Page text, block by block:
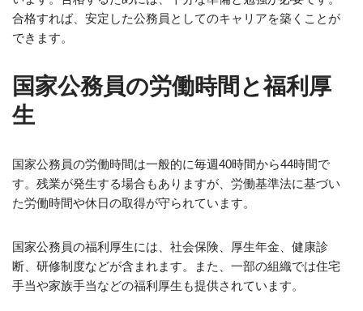
合格すれば、安定した公務員としてのキャリアを築くことが
できます。
国家公務員の労働時間と福利厚
生
国家公務員の労働時間は一般的に毎週40時間から44時間で
す。残業が発生する場合もありますが、労働基準法に基づい
た労働時間や休日の取得が守られています。
国家公務員の福利厚生には、社会保険、厚生年金、健康診
断、研修制度などが含まれます。また、一部の組織では住宅
手当や家族手当などの福利厚生も提供されています。